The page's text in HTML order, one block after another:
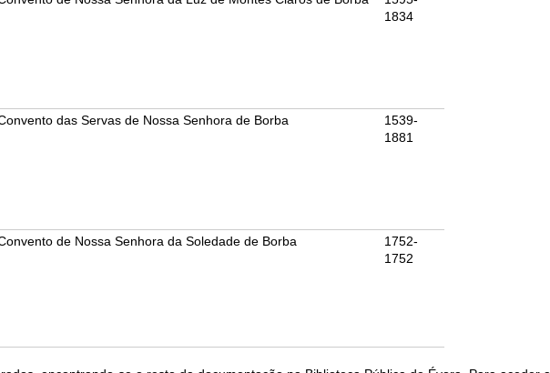
1834
das Servas de Nossa Senhora de Borba
1539-
1881
de Nossa Senhora da Soledade de Borba
1752-
1752